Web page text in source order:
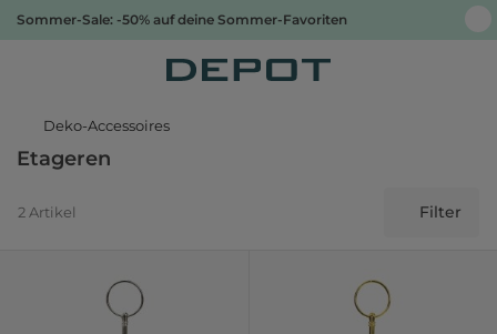
Sommer-Sale: -50% auf deine Sommer-Favoriten
Deko-Accessoires
Etageren
2 Artikel Filter